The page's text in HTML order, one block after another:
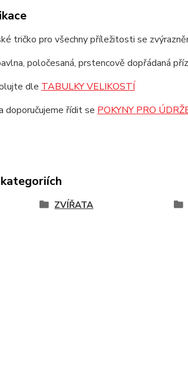
tričko pro všechny příležitosti se
poločesaná, prstencově dopřádaná
dle TABULKY VELIKOSTÍ
doporučujeme řídit se POKYNY PRO
ZVÍŘATA